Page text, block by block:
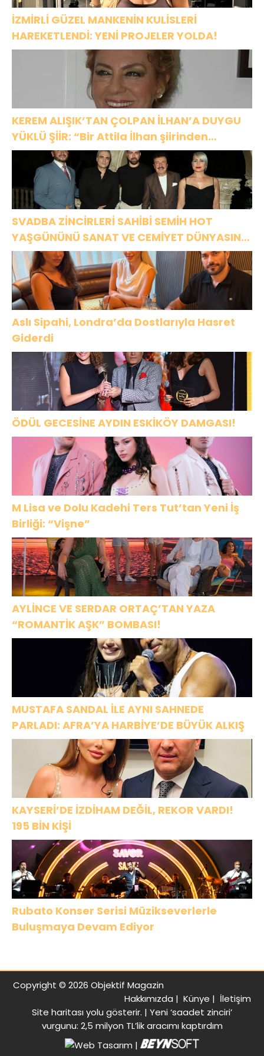
İZMİRLİ GÜZEL MANKENİN KULİSLERİ
HAREKETLENDİ: YENİ PROJELER YOLDA!
KEREM ALIŞIK’TAN ÇOLPAN İLHAN’A DUYGU
YÜKLÜ ŞİİR: “Bir Attila İlhan şiirinden
çıkmıştı sanki”
SVADBA ZİNCİRLERİ SAHİBİ SEMİH HOT
YAŞGÜNÜNÜ SANAT VE CEMİYET DÜNYASININ
ÜNLÜ İSİMLERİYLE KUTLADI!
Aslı Sipahi, Londra’da Dostlarıyla Hasret
Giderdi
ÖDÜL GECESİNE AYDIN ESKİKÖY DAMGASI!
M Lisa ve Dolu Kadehi Ters Tut’tan Yeni İş
Birliği: “Vişne”
AYLİNCE VE SERDAR ORTAÇ’TAN YAZA
“ROMANTİK AŞK” BOMBASI!
MUSTAFA SANDAL İLE AYNI SAHNEDE
PARLADI: AFRA’YA HARBİYE’DE BÜYÜK ALKIŞ
KAYSERİ’DE İZDİHAM DEĞİL, REKOR VARDI!
195 BİN KİŞİ
Rubato Konser Serisi Müzikseverlerle
Buluşmaya Devam Ediyor
Copyright © 2026 Objektif Magazin
Hakkımızda | Künye | İletişim
Site haritası yolu gösterir. | Yeni ‘saadet zinciri’
vurgunu: 2,5 milyon TL’lik aracımı kaptırdım
|